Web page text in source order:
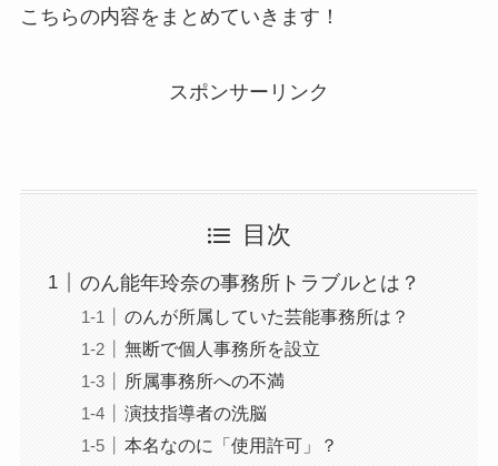
こちらの内容をまとめていきます！
スポンサーリンク
目次
のん能年玲奈の事務所トラブルとは？
のんが所属していた芸能事務所は？
無断で個人事務所を設立
所属事務所への不満
演技指導者の洗脳
本名なのに「使用許可」？